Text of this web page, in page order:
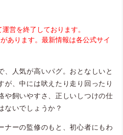
営を終了しております。
あります。最新情報は各公式サイ
、人気が高いパグ。おとなしいと
が、中には吠えたり走り回ったり
や飼いやすさ、正しいしつけの仕
ないでしょうか？
ナーの監修のもと、初心者にもわ